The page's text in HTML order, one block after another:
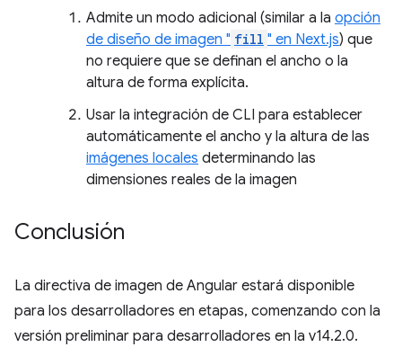
Admite un modo adicional (similar a la opción
de diseño de imagen " fill " en Next.js) que
no requiere que se definan el ancho o la
altura de forma explícita.
Usar la integración de CLI para establecer
automáticamente el ancho y la altura de las
imágenes locales determinando las
dimensiones reales de la imagen
Conclusión
La directiva de imagen de Angular estará disponible
para los desarrolladores en etapas, comenzando con la
versión preliminar para desarrolladores en la v14.2.0.